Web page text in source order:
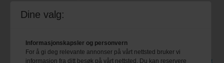
Tips oss
Besøk også bransjeforreningen VBL
Dine valg:
Informasjonskapsler og personvern
For å gi deg relevante annonser på vårt nettsted bruker vi
informasjon fra ditt besøk på vårt nettsted. Du kan reservere